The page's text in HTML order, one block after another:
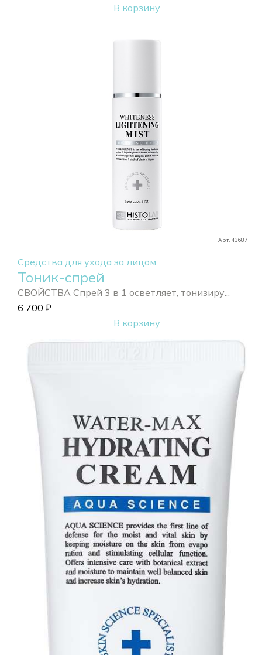
В корзину
Арт. 43687
Средства для ухода за лицом
Тоник-спрей
СВОЙСТВА Спрей 3 в 1 осветляет, тонизиру...
6 700 ₽
В корзину